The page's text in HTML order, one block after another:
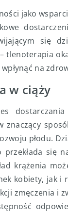
jako
się
tlenoterapia
na
w ciąży
znaczący
płodu.
przekłada
krążenia
kobiety, jak i
zmęczenia i